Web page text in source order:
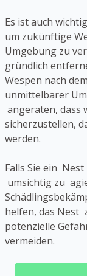
Es ist auch
um zukünftige
Umgebung zu
gründlich
Wespen nach
unmittelbarer
angeraten, dass
sicherzustellen,
werden.
Falls Sie ein
umsichtig zu
helfen, das Nest
potenzielle
vermeiden.